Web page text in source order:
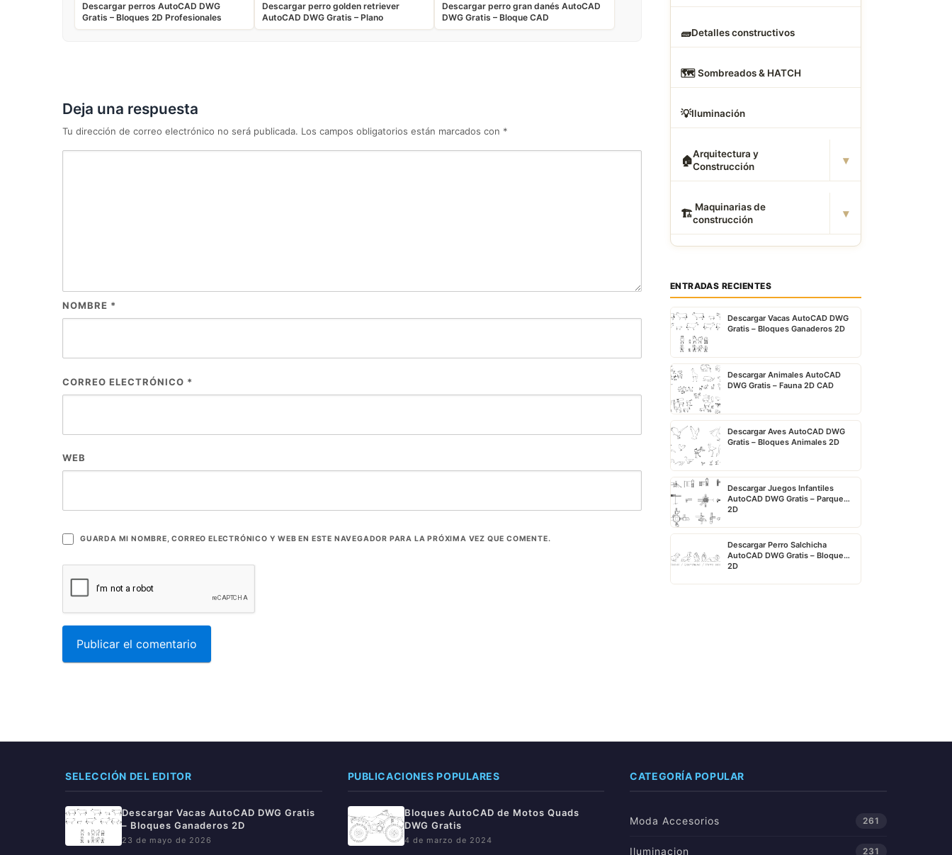
Descargar perros AutoCAD DWG
Gratis – Bloques 2D Profesionales
Descargar perro golden retriever
AutoCAD DWG Gratis – Plano
Descargar perro gran danés AutoCAD
DWG Gratis – Bloque CAD
Deja una respuesta
Tu dirección de correo electrónico no será publicada. Los campos obligatorios están marcados con *
NOMBRE *
CORREO ELECTRÓNICO *
WEB
GUARDA MI NOMBRE, CORREO ELECTRÓNICO Y WEB EN ESTE NAVEGADOR PARA LA PRÓXIMA VEZ QUE COMENTE.
🧱Detalles constructivos
🗺️ Sombreados & HATCH
💡Iluminación
🏠Arquitectura y
Construcción
▾
🏗 ️ Maquinarias de
construcción
▾
ENTRADAS RECIENTES
Descargar Vacas AutoCAD DWG
Gratis – Bloques Ganaderos 2D
Descargar Animales AutoCAD
DWG Gratis – Fauna 2D CAD
Descargar Aves AutoCAD DWG
Gratis – Bloques Animales 2D
Descargar Juegos Infantiles
AutoCAD DWG Gratis – Parque
2D
Descargar Perro Salchicha
AutoCAD DWG Gratis – Bloque
2D
SELECCIÓN DEL EDITOR
Descargar Vacas AutoCAD DWG Gratis
– Bloques Ganaderos 2D
23 de mayo de 2026
PUBLICACIONES POPULARES
Bloques AutoCAD de Motos Quads
DWG Gratis
4 de marzo de 2024
CATEGORÍA POPULAR
Moda Accesorios 261
Iluminacion 231